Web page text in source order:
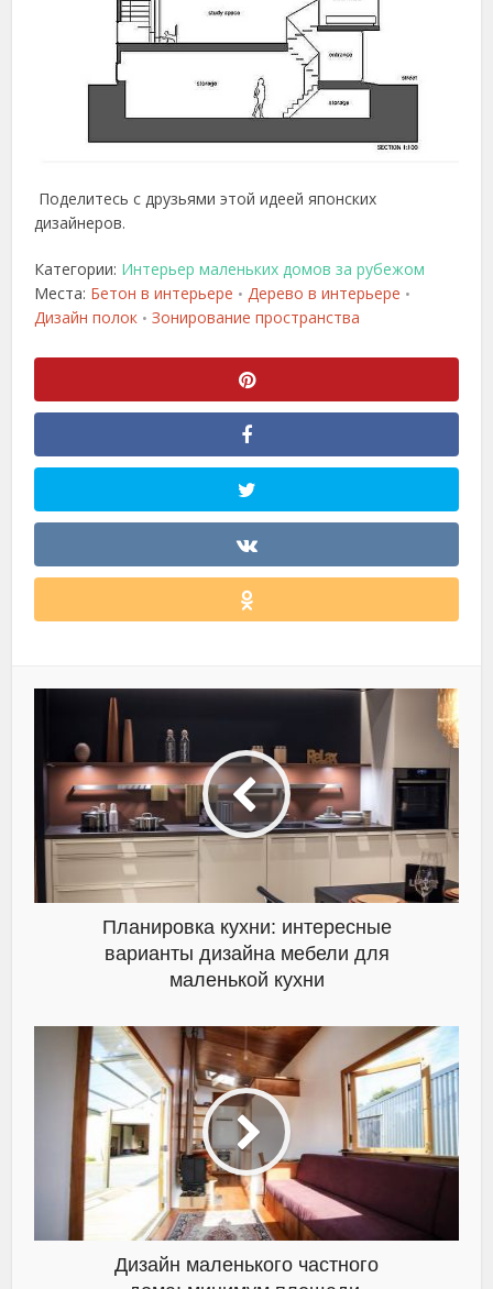
Поделитесь с друзьями этой идеей японских
дизайнеров.
Категории: Интерьер маленьких домов за рубежом
Места: Бетон в интерьере • Дерево в интерьере •
Дизайн полок • Зонирование пространства
Планировка кухни: интересные
варианты дизайна мебели для
маленькой кухни
Дизайн маленького частного